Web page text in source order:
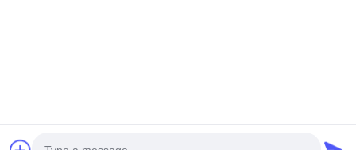
cấp. 2025-2026 Guangzhou Shicheng Technology Co., Ltd. Tất